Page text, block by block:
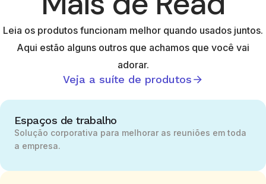
Leia os produtos funcionam melhor quando usados juntos.
Aqui estão alguns outros que achamos que você vai
adorar.
Veja a suíte de produtos
Espaços de trabalho
Solução corporativa para melhorar as reuniões em toda
a empresa.